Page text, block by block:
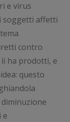
e virus
soggetti affetti
contro
ha prodotti, e
questo
e